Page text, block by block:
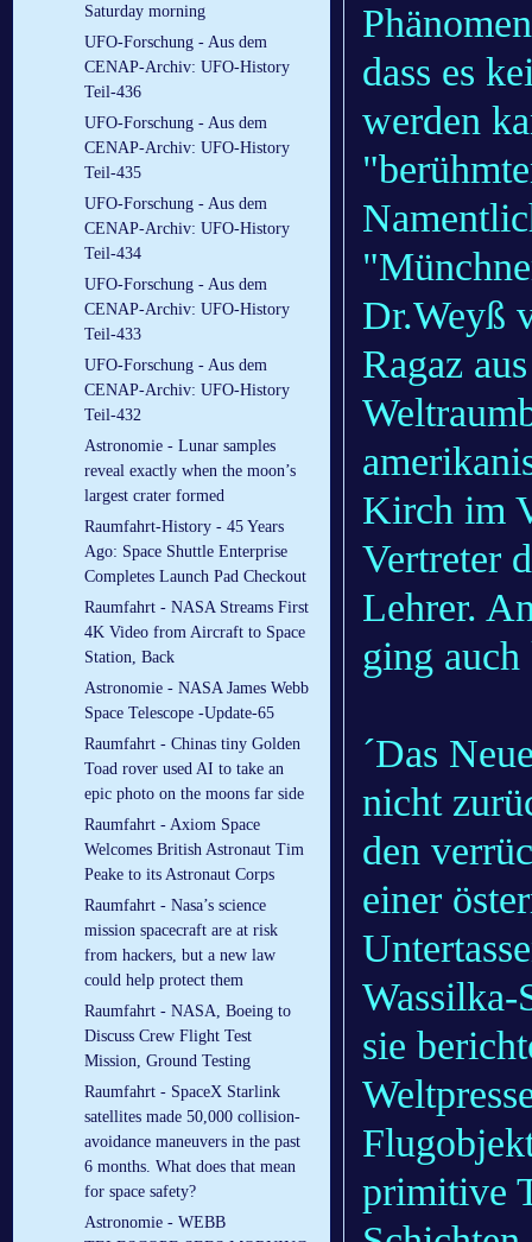
Saturday morning
UFO-Forschung - Aus dem
CENAP-Archiv: UFO-History
Teil-436
UFO-Forschung - Aus dem
CENAP-Archiv: UFO-History
Teil-435
UFO-Forschung - Aus dem
CENAP-Archiv: UFO-History
Teil-434
UFO-Forschung - Aus dem
CENAP-Archiv: UFO-History
Teil-433
UFO-Forschung - Aus dem
CENAP-Archiv: UFO-History
Teil-432
Astronomie - Lunar samples
reveal exactly when the moon’s
largest crater formed
Raumfahrt-History - 45 Years
Ago: Space Shuttle Enterprise
Completes Launch Pad Checkout
Raumfahrt - NASA Streams First
4K Video from Aircraft to Space
Station, Back
Astronomie - NASA James Webb
Space Telescope -Update-65
Raumfahrt - Chinas tiny Golden
Toad rover used AI to take an
epic photo on the moons far side
Raumfahrt - Axiom Space
Welcomes British Astronaut Tim
Peake to its Astronaut Corps
Raumfahrt - Nasa’s science
mission spacecraft are at risk
from hackers, but a new law
could help protect them
Raumfahrt - NASA, Boeing to
Discuss Crew Flight Test
Mission, Ground Testing
Raumfahrt - SpaceX Starlink
satellites made 50,000 collision-
avoidance maneuvers in the past
6 months. What does that mean
for space safety?
Astronomie - WEBB
dass es
werden
Dr.Weyß
Ragaz
Kirch im
Vertreter
Lehrer.
ging
´Das
nicht
den
einer
sie
primitive